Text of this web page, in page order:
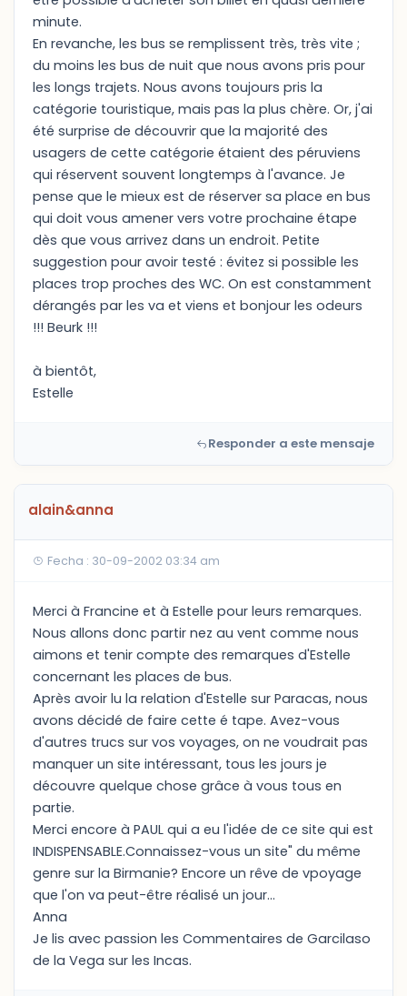
minute.
En revanche, les bus se remplissent très, très vite ;
du moins les bus de nuit que nous avons pris pour
les longs trajets. Nous avons toujours pris la
catégorie touristique, mais pas la plus chère. Or, j'ai
été surprise de découvrir que la majorité des
usagers de cette catégorie étaient des péruviens
qui réservent souvent longtemps à l'avance. Je
pense que le mieux est de réserver sa place en bus
qui doit vous amener vers votre prochaine étape
dès que vous arrivez dans un endroit. Petite
suggestion pour avoir testé : évitez si possible les
places trop proches des WC. On est constamment
dérangés par les va et viens et bonjour les odeurs
!!! Beurk !!!
à bientôt,
Estelle
Responder a este mensaje
alain&anna
Fecha : 30-09-2002 03:34 am
Merci à Francine et à Estelle pour leurs remarques.
Nous allons donc partir nez au vent comme nous
aimons et tenir compte des remarques d'Estelle
concernant les places de bus.
Après avoir lu la relation d'Estelle sur Paracas, nous
avons décidé de faire cette é tape. Avez-vous
d'autres trucs sur vos voyages, on ne voudrait pas
manquer un site intéressant, tous les jours je
découvre quelque chose grâce à vous tous en
partie.
Merci encore à PAUL qui a eu l'idée de ce site qui est
INDISPENSABLE.Connaissez-vous un site" du même
genre sur la Birmanie? Encore un rêve de vpoyage
que l'on va peut-être réalisé un jour...
Anna
Je lis avec passion les Commentaires de Garcilaso
de la Vega sur les Incas.